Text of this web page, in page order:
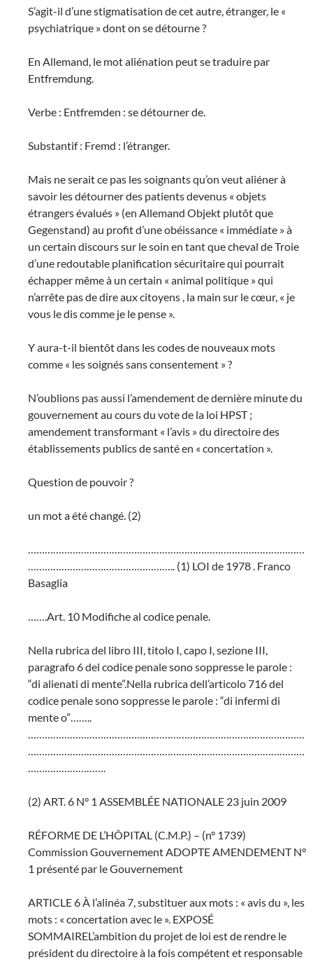
S’agit-il d’une stigmatisation de cet autre, étranger, le «
psychiatrique » dont on se détourne ?
En Allemand, le mot aliénation peut se traduire par
Entfremdung.
Verbe : Entfremden : se détourner de.
Substantif : Fremd : l’étranger.
Mais ne serait ce pas les soignants qu’on veut aliéner à
savoir les détourner des patients devenus « objets
étrangers évalués » (en Allemand Objekt plutôt que
Gegenstand) au profit d’une obéissance « immédiate » à
un certain discours sur le soin en tant que cheval de Troie
d’une redoutable planification sécuritaire qui pourrait
échapper même à un certain « animal politique » qui
n’arrête pas de dire aux citoyens , la main sur le cœur, « je
vous le dis comme je le pense ».
Y aura-t-il bientôt dans les codes de nouveaux mots
comme « les soignés sans consentement » ?
N’oublions pas aussi l’amendement de dernière minute du
gouvernement au cours du vote de la loi HPST ;
amendement transformant « l’avis » du directoire des
établissements publics de santé en « concertation ».
Question de pouvoir ?
un mot a été changé. (2)
………………………………………………………………………………………
…………………………………………….. (1) LOI de 1978 . Franco
Basaglia
…….Art. 10 Modifiche al codice penale.
Nella rubrica del libro III, titolo I, capo I, sezione III,
paragrafo 6 del codice penale sono soppresse le parole :
“di alienati di mente”.Nella rubrica dell’articolo 716 del
codice penale sono soppresse le parole : “di infermi di
mente o”……..
………………………………………………………………………………………
………………………………………………………………………………………
……………………….
(2) ART. 6 N° 1 ASSEMBLÉE NATIONALE 23 juin 2009
RÉFORME DE L’HÔPITAL (C.M.P.) – (n° 1739)
Commission Gouvernement ADOPTE AMENDEMENT N°
1 présenté par le Gouvernement
ARTICLE 6 À l’alinéa 7, substituer aux mots : « avis du », les
mots : « concertation avec le ». EXPOSÉ
SOMMAIREL’ambition du projet de loi est de rendre le
président du directoire à la fois compétent et responsable